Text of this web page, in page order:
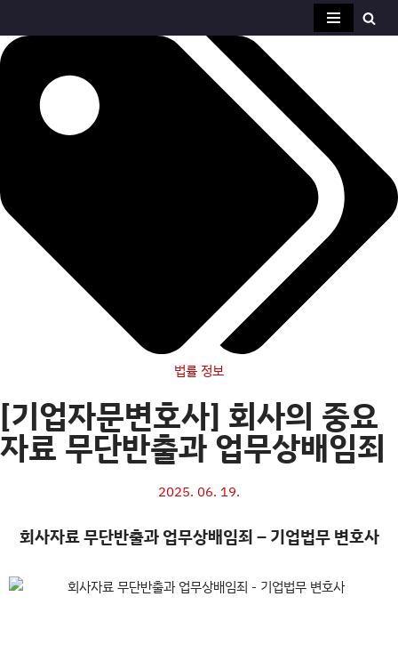
법률 정보
[기업자문변호사] 회사의 중요
자료 무단반출과 업무상배임죄
2025. 06. 19.
회사자료 무단반출과 업무상배임죄 – 기업법무 변호사